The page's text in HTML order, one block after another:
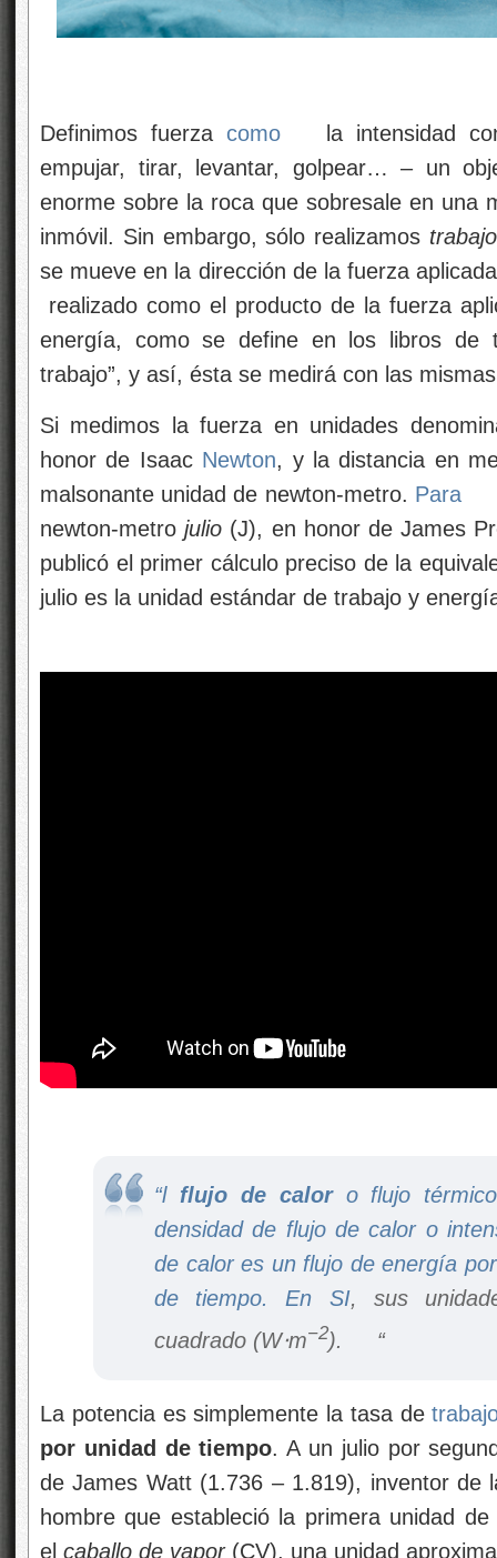
Definimos fuerza como
la intensidad
empujar, tirar, levantar, golpear… – un
enorme sobre la roca que sobresale en una
inmóvil. Sin embargo, sólo realizamos trabajo
se mueve en la dirección de la fuerza
realizado como el producto de la fuerza
energía, como se define en los libros de
trabajo”, y así, ésta se medirá con las
Si medimos la fuerza en unidades
honor de Isaac Newton, y la distancia en
malsonante unidad de newton-metro. Para
newton-metrojulio (J), en honor de James
publicó el primer cálculo preciso de la
julio es la unidad estándar de trabajo y
“l flujo de caloro flujo
densidad de flujo de calor​ o
de calor es un flujo de energía
de tiempo. En SI, sus
cuadrado (W⋅m−2). “
La potencia es simplemente la tasa de
por unidad de tiempo. A un julio por
de James Watt (1.736 – 1.819), inventor de
hombre que estableció la primera unidad
el caballo de vapor(CV), una unidad